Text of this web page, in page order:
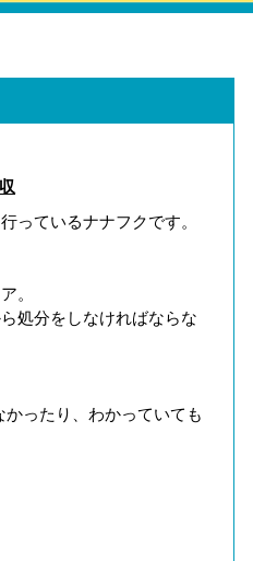
っているナナフクです。
。
処分をしなければならな
ったり、わかっていても